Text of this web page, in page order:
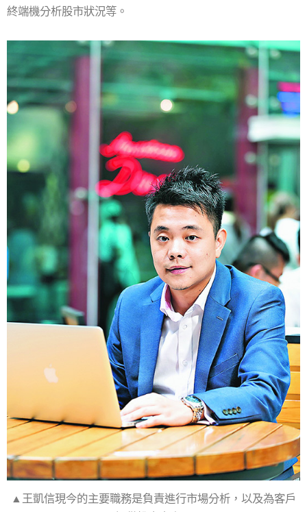
終端機分析股市狀況等。
▲王凱信現今的主要職務是負責進行市場分析，以及為客戶